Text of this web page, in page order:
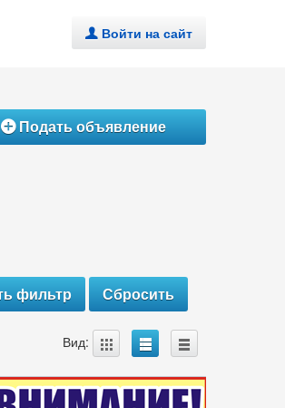
. Войти на сайт
ÁПодать объявление
Вид: A B C